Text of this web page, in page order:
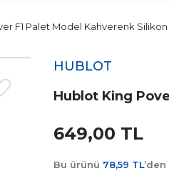
F1 Palet Model Kahverenk
HUBLOT
Hublot King
649,00 TL
Bu ürünü 78,59 TL